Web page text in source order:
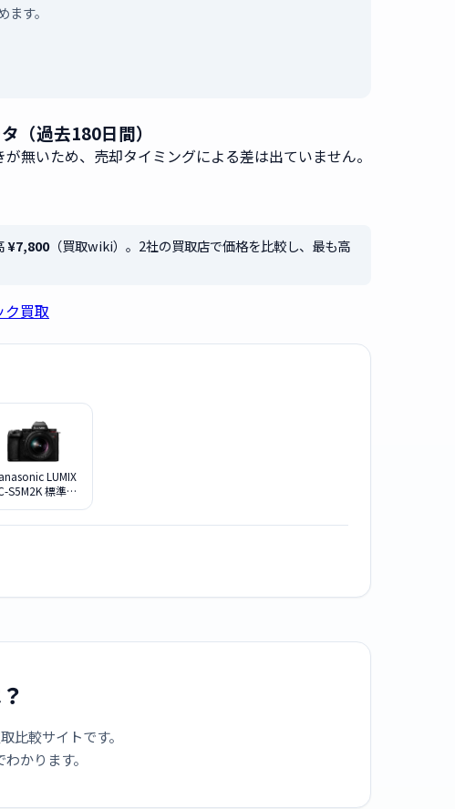
す。
（過去180日間）
無いため、売却タイミングによる差は出ていません。
¥7,800（買取wiki）。2社の買取店で価格を比較し、最も高
ク買取
LUMIX
S5M2K 標準ズ
比較サイトです。
かります。